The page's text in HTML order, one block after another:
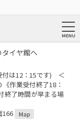
イヤ館へ
付は12：15です) ＜
作業受付終了18：
終了時間が早まる場
166
Map